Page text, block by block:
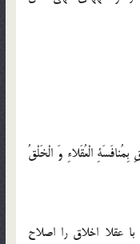
الْعُقَلاءِ وَ الْخَلْقُ
عقلا اخلاق را اصلاح